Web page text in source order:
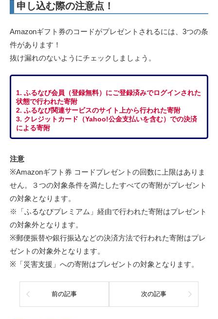
申し込む際の注意点！
Amazonギフト券のコードがプレゼントされるには、3つの条
件があります！
抜け漏れのないようにチェックしましょう。
1. ふるなび会員（登録無料）にご登録済みでログインされた
状態で行われた寄附
2. ふるなび関連サービスのサイト上から行われた寄附
3. クレジットカード（Yahoo!公金支払いを含む）での決済
による寄附
注意
※Amazonギフト券 コードプレゼントの回数に上限はありま
せん。３つの対象条件を満たしたすべての寄附がプレゼント
の対象となります。
※「ふるなびプレミアム」経由で行われた寄附はプレゼント
の対象外となります。
※郵便振替や銀行振込などの決済方法で行われた寄附はプレ
ゼントの対象外となります。
※「災害支援」への寄附はプレゼントの対象となります。
前の記事 次の記事